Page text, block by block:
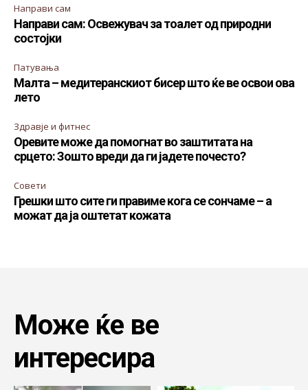
Направи сам
Направи сам: Освежувач за тоалет од природни
состојки
Патувања
Малта – медитеранскиот бисер што ќе ве освои ова
лето
Здравје и фитнес
Оревите може да помогнат во заштитата на
срцето: Зошто вреди да ги јадете почесто?
Совети
Грешки што сите ги правиме кога се сончаме – а
можат да ја оштетат кожата
Може ќе ве
интересира